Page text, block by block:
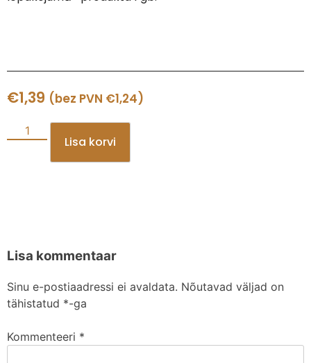
€1,39 (bez PVN €1,24)
Lisa korvi
Lisa kommentaar
Sinu e-postiaadressi ei avaldata. Nõutavad väljad on
tähistatud *-ga
Kommenteeri *